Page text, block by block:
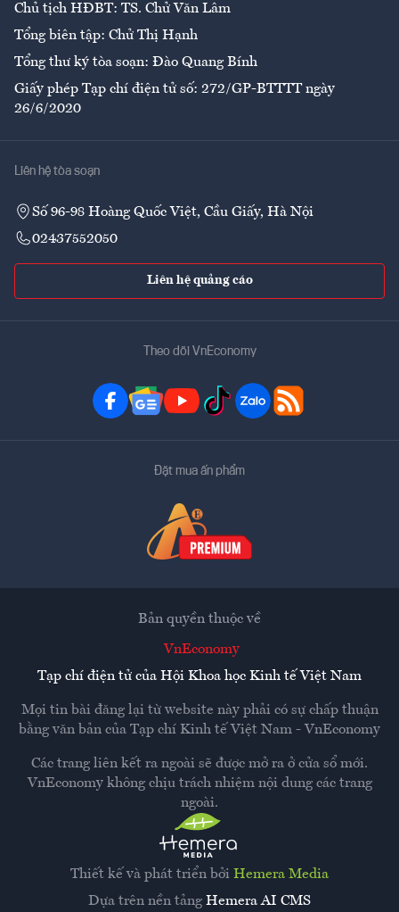
Chủ tịch HĐBT: TS. Chử Văn Lâm
Tổng biên tập: Chử Thị Hạnh
Tổng thư ký tòa soạn: Đào Quang Bính
Giấy phép Tạp chí điện tử số: 272/GP-BTTTT ngày
26/6/2020
Liên hệ tòa soạn
Số 96-98 Hoàng Quốc Việt, Cầu Giấy, Hà Nội
02437552050
Liên hệ quảng cáo
Theo dõi VnEconomy
Đặt mua ấn phẩm
Thiết kế và phát triển bởi Hemera Media
Dựa trên nền tảng Hemera AI CMS
Bản quyền thuộc về
VnEconomy
Tạp chí điện tử của Hội Khoa học Kinh tế Việt Nam
Mọi tin bài đăng lại từ website này phải có sự chấp thuận
bằng văn bản của Tạp chí Kinh tế Việt Nam - VnEconomy
Các trang liên kết ra ngoài sẽ được mở ra ở cửa sổ mới.
VnEconomy không chịu trách nhiệm nội dung các trang
ngoài.